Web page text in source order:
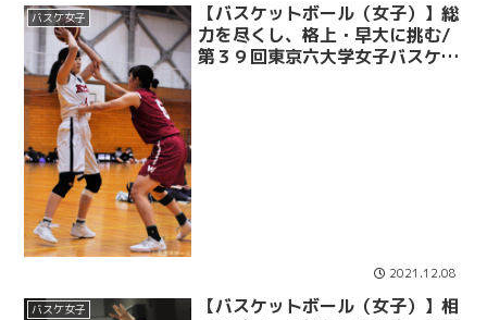
バスケ女子
【バスケットボール（女子）】総
力を尽くし、格上・早大に挑む/
第３９回東京六大学女子バスケッ
2021.12.08
バスケ女子
【バスケットボール（女子）】相